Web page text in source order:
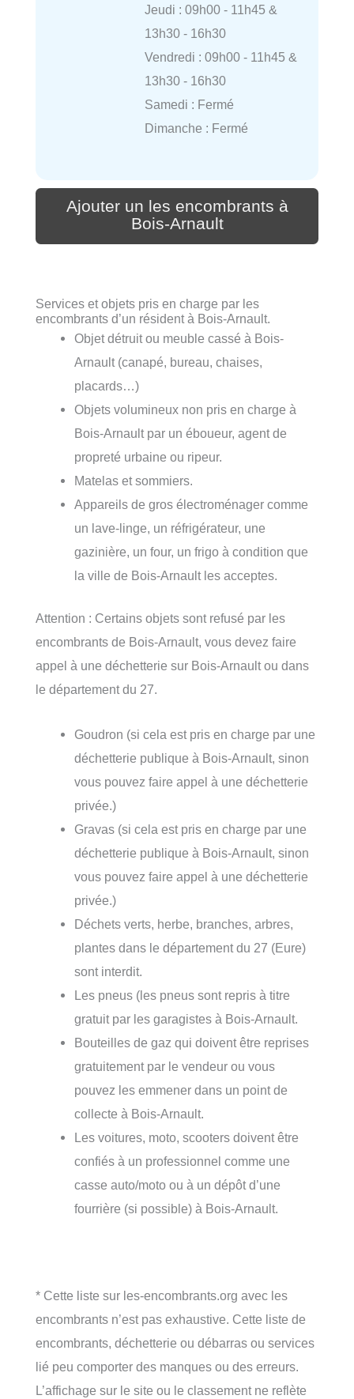
Jeudi : 09h00 - 11h45 &
13h30 - 16h30
Vendredi : 09h00 - 11h45 &
13h30 - 16h30
Samedi : Fermé
Dimanche : Fermé
Ajouter un les encombrants à
Bois-Arnault
Services et objets pris en charge par les
encombrants d’un résident à Bois-Arnault.
Objet détruit ou meuble cassé à Bois-
Arnault (canapé, bureau, chaises,
placards…)
Objets volumineux non pris en charge à
Bois-Arnault par un éboueur, agent de
propreté urbaine ou ripeur.
Matelas et sommiers.
Appareils de gros électroménager comme
un lave-linge, un réfrigérateur, une
gazinière, un four, un frigo à condition que
la ville de Bois-Arnault les acceptes.
Attention : Certains objets sont refusé par les
encombrants de Bois-Arnault, vous devez faire
appel à une déchetterie sur Bois-Arnault ou dans
le département du 27.
Goudron (si cela est pris en charge par une
déchetterie publique à Bois-Arnault, sinon
vous pouvez faire appel à une déchetterie
privée.)
Gravas (si cela est pris en charge par une
déchetterie publique à Bois-Arnault, sinon
vous pouvez faire appel à une déchetterie
privée.)
Déchets verts, herbe, branches, arbres,
plantes dans le département du 27 (Eure)
sont interdit.
Les pneus (les pneus sont repris à titre
gratuit par les garagistes à Bois-Arnault.
Bouteilles de gaz qui doivent être reprises
gratuitement par le vendeur ou vous
pouvez les emmener dans un point de
collecte à Bois-Arnault.
Les voitures, moto, scooters doivent être
confiés à un professionnel comme une
casse auto/moto ou à un dépôt d’une
fourrière (si possible) à Bois-Arnault.
* Cette liste sur les-encombrants.org avec les
encombrants n’est pas exhaustive. Cette liste de
encombrants, déchetterie ou débarras ou services
lié peu comporter des manques ou des erreurs.
L’affichage sur le site ou le classement ne reflète